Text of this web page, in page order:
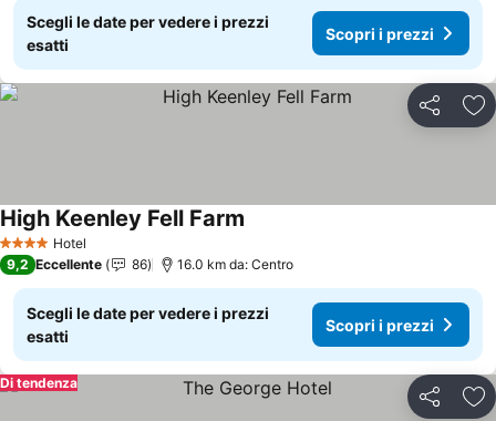
Scegli le date per vedere i prezzi
esatti
Scopri i prezzi
Condividi
4 Stelle Hotel
High Keenley Fell Farm
9,2 Eccellente 86 16.0 km da: Centro
Scegli le date per vedere i prezzi
esatti
Scopri i prezzi
Condividi
Di tendenza